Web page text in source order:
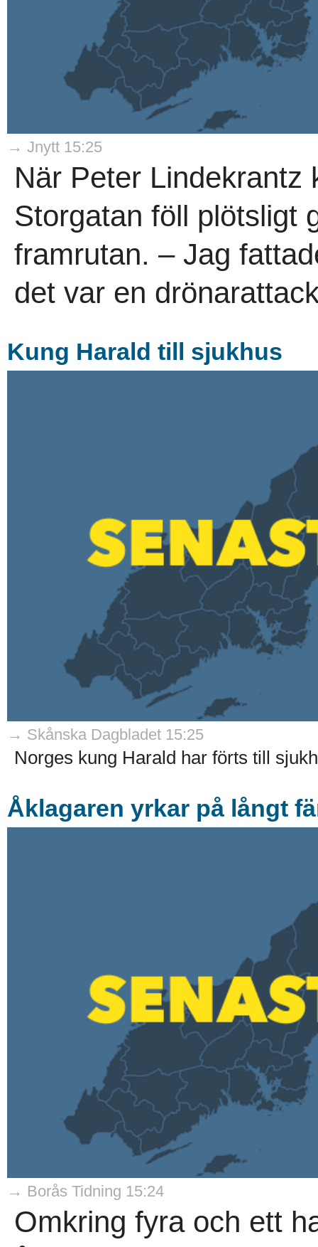
→ Jnytt 15:25
När Peter Lindekrantz
Storgatan föll plötsligt
framrutan. – Jag
det var en
Kung Harald till sjukhus
→ Skånska Dagbladet 15:25
Norges kung Harald har förts till
Åklagaren yrkar på långt
→ Borås Tidning 15:24
Omkring fyra och ett